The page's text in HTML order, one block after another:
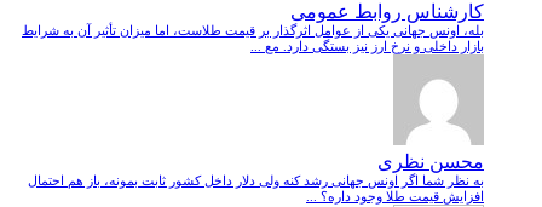
کارشناس روابط عمومی
بله، اونس جهانی یکی از عوامل اثرگذار بر قیمت طلاست، اما میزان تأثیر آن به شرایط
بازار داخلی و نرخ ارز نیز بستگی دارد. مع ...
محسن نظری
به نظر شما اگر اونس جهانی رشد کنه ولی دلار داخل کشور ثابت بمونه، باز هم احتمال
افزایش قیمت طلا وجود داره؟ ...